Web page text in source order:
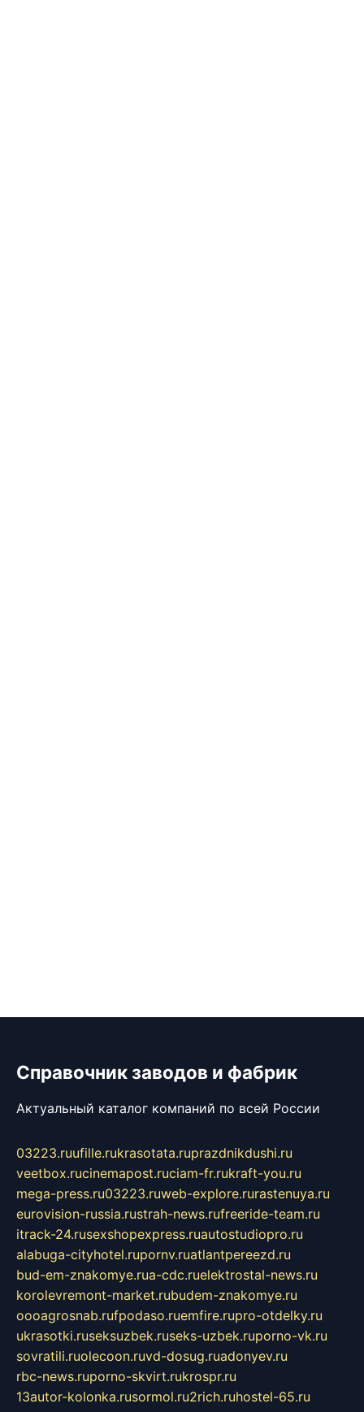
Справочник заводов и фабрик
Актуальный каталог компаний по всей России
03223.ruufille.rukrasotata.ruprazdnikdushi.ru
veetbox.rucinemapost.ruciam-fr.rukraft-you.ru
mega-press.ru03223.ruweb-explore.rurastenuya.ru
eurovision-russia.rustrah-news.rufreeride-team.ru
itrack-24.rusexshopexpress.ruautostudiopro.ru
alabuga-cityhotel.rupornv.ruatlantpereezd.ru
bud-em-znakomye.rua-cdc.ruelektrostal-news.ru
korolevremont-market.rubudem-znakomye.ru
oooagrosnab.rufpodaso.ruemfire.rupro-otdelky.ru
ukrasotki.ruseksuzbek.ruseks-uzbek.ruporno-vk.ru
sovratili.ruolecoon.ruvd-dosug.ruadonyev.ru
rbc-news.ruporno-skvirt.rukrospr.ru
13autor-kolonka.rusormol.ru2rich.ruhostel-65.ru